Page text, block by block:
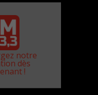
notre
dès
!